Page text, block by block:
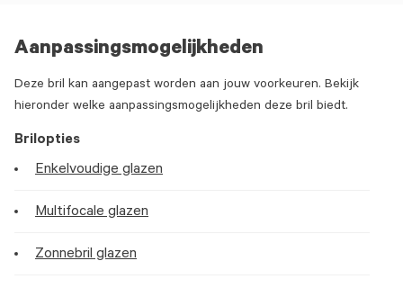
Aanpassingsmogelijkheden
Deze bril kan aangepast worden aan jouw voorkeuren. Bekijk
hieronder welke aanpassingsmogelijkheden deze bril biedt.
Brilopties
Enkelvoudige glazen
Multifocale glazen
Zonnebril glazen